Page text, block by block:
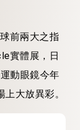
前兩大之指
實體展，日
動眼鏡今年
大放異彩。